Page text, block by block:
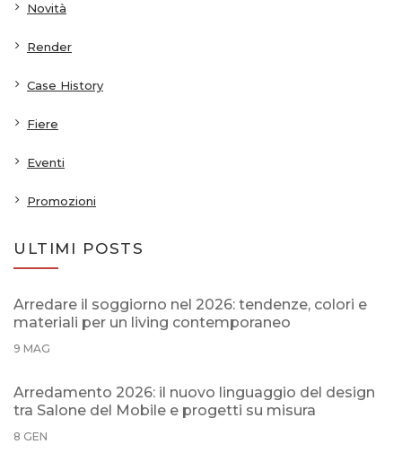
Novità
Render
Case History
Fiere
Eventi
Promozioni
ULTIMI POSTS
Arredare il soggiorno nel 2026: tendenze, colori e
materiali per un living contemporaneo
9 MAG
Arredamento 2026: il nuovo linguaggio del design
tra Salone del Mobile e progetti su misura
8 GEN